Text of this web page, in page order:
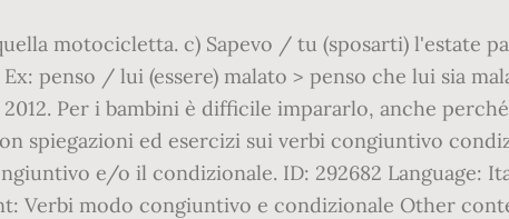
motocicletta. c) Sapevo / tu (sposarti) l'estate
penso / lui (essere) malato > penso che lui sia
Per i bambini è difficile impararlo, anche
spiegazioni ed esercizi sui verbi congiuntivo
e/o il condizionale. ID: 292682 Language:
Verbi modo congiuntivo e condizionale Other